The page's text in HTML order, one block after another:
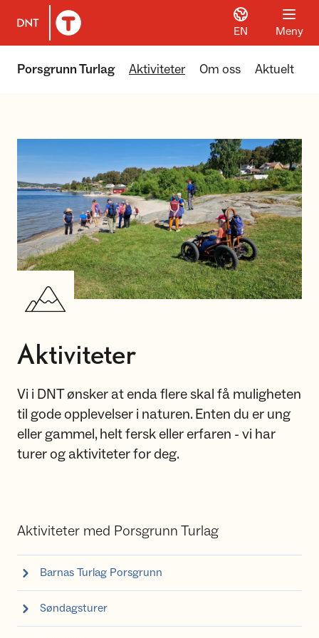
Til DNT.no forside
EN Meny
Porsgrunn Turlag Aktiviteter Om oss Aktuelt
Aktiviteter
Vi i DNT ønsker at enda flere skal få muligheten
til gode opplevelser i naturen. Enten du er ung
eller gammel, helt fersk eller erfaren - vi har
turer og aktiviteter for deg.
Aktiviteter med Porsgrunn Turlag
Barnas Turlag Porsgrunn
Søndagsturer